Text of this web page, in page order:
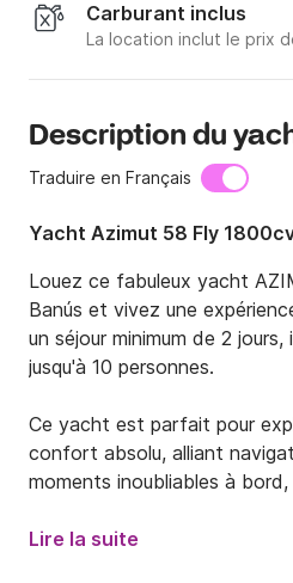
Carburant inclus
La location inclut le prix
Description du
Traduire en Français
Yacht Azimut 58 Fly
Louez ce fabuleux yacht
Banús et vivez une
un séjour minimum de 2
jusqu'à 10 personnes.
Ce yacht est parfait pour
confort absolu, alliant
moments inoubliables à
Lire la suite